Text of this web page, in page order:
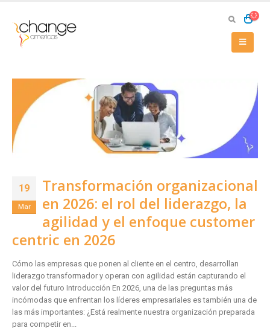
19
Mar
Transformación organizacional
en 2026: el rol del liderazgo, la
agilidad y el enfoque customer
centric en 2026
Cómo las empresas que ponen al cliente en el centro, desarrollan
liderazgo transformador y operan con agilidad están capturando el
valor del futuro Introducción En 2026, una de las preguntas más
incómodas que enfrentan los líderes empresariales es también una de
las más importantes: ¿Está realmente nuestra organización preparada
para competir en...